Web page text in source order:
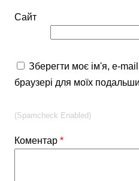
Коментар*
Сайт
Зберегти моє ім'я, e-
браузері для моїх
(Spamcheck Enabled)